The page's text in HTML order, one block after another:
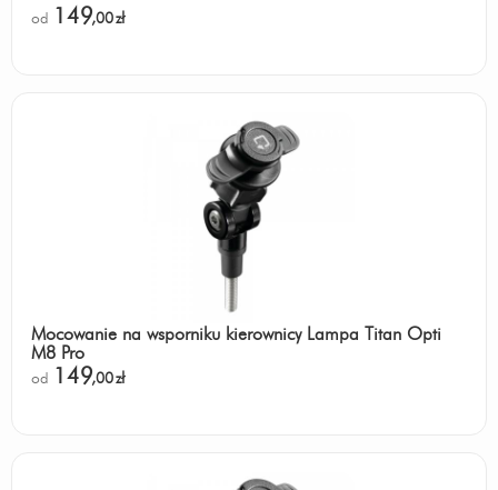
od 149,00zł
Mocowanie na wsporniku kierownicy Lampa Titan Opti
M8 Pro
od 149,00zł